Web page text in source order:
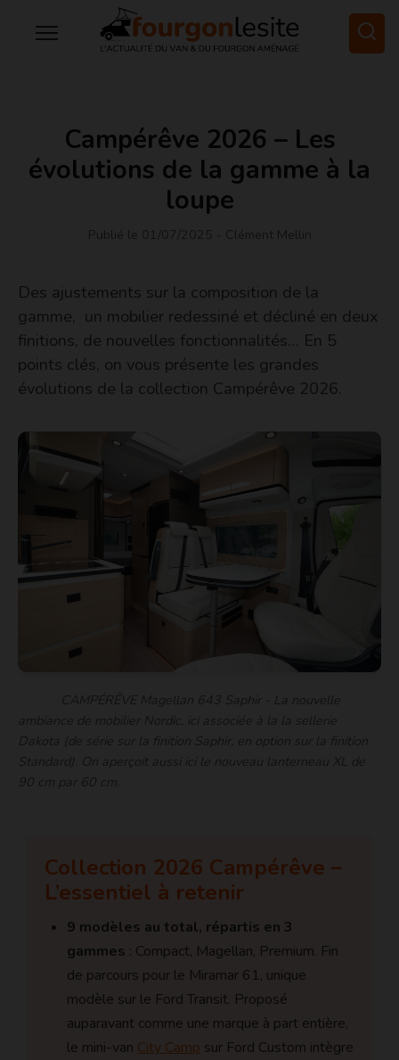
Campérêve 2026 – Les
évolutions de la gamme à la
loupe
Des ajustements sur la composition de la
gamme, un mobilier redessiné et décliné en deux
finitions, de nouvelles fonctionnalités… En 5
points clés, on vous présente les grandes
évolutions de la collection Campérêve 2026.
Collection 2026 Campérêve –
L’essentiel à retenir
9 modèles au total, répartis en 3
gammes : Compact, Magellan, Premium. Fin
de parcours pour le Miramar 61, unique
modèle sur le Ford Transit. Proposé
auparavant comme une marque à part entière,
le mini-van City Camp sur Ford Custom intègre